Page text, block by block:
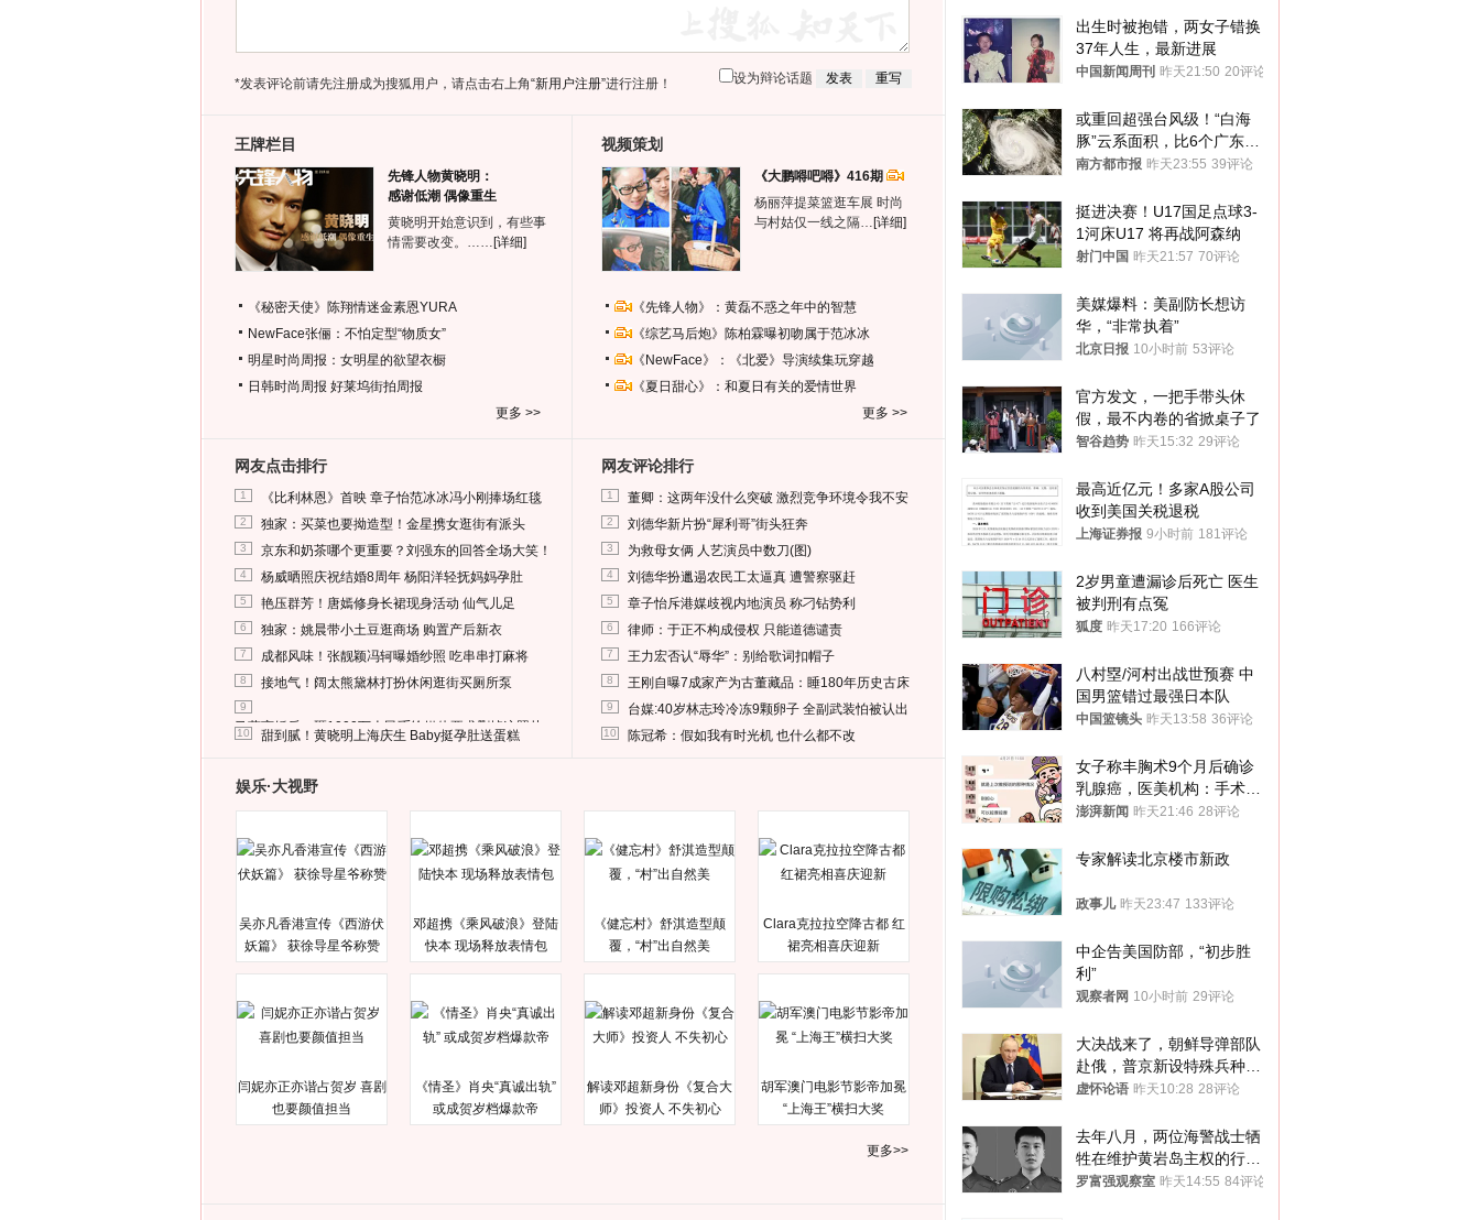
*发表评论前请先注册成为搜狐用户，请点击右上角“新用户注册”进行注册！ 设为辩论话题
王牌栏目
先锋人物黄晓明：
感谢低潮 偶像重生
黄晓明开始意识到，有些事
情需要改变。…… [详细]
《秘密天使》陈翔情迷金素恩YURA
NewFace张俪：不怕定型“物质女”
明星时尚周报：女明星的欲望衣橱
日韩时尚周报 好莱坞街拍周报
更多 >>
视频策划
《大鹏嘚吧嘚》416期
杨丽萍提菜篮逛车展 时尚
与村姑仅一线之隔… [详细]
《先锋人物》：黄磊不惑之年中的智慧
《综艺马后炮》陈柏霖曝初吻属于范冰冰
《NewFace》：《北爱》导演续集玩穿越
《夏日甜心》：和夏日有关的爱情世界
更多 >>
网友点击排行
1 《比利林恩》首映 章子怡范冰冰冯小刚捧场红毯
2 独家：买菜也要拗造型！金星携女逛街有派头
3 京东和奶茶哪个更重要？刘强东的回答全场大笑！
4 杨威晒照庆祝结婚8周年 杨阳洋轻抚妈妈孕肚
5 艳压群芳！唐嫣修身长裙现身活动 仙气儿足
6 独家：姚晨带小土豆逛商场 购置产后新衣
7 成都风味！张靓颖冯轲曝婚纱照 吃串串打麻将
8 接地气！阔太熊黛林打扮休闲逛街买厕所泵
9
马蓉离婚后，砸1000万人民币给媒体要求删掉这照片
10 甜到腻！黄晓明上海庆生 Baby挺孕肚送蛋糕
网友评论排行
1 董卿：这两年没什么突破 激烈竞争环境令我不安
2 刘德华新片扮“犀利哥”街头狂奔
3 为救母女俩 人艺演员中数刀(图)
4 刘德华扮邋遢农民工太逼真 遭警察驱赶
5 章子怡斥港媒歧视内地演员 称刁钻势利
6 律师：于正不构成侵权 只能道德谴责
7 王力宏否认“辱华”：别给歌词扣帽子
8 王刚自曝7成家产为古董藏品：睡180年历史古床
9 台媒:40岁林志玲冷冻9颗卵子 全副武装怕被认出
10 陈冠希：假如我有时光机 也什么都不改
娱乐·大视野
吴亦凡香港宣传《西游伏
妖篇》 获徐导星爷称赞
邓超携《乘风破浪》登陆
快本 现场释放表情包
《健忘村》舒淇造型颠
覆，“村”出自然美
Clara克拉拉空降古都 红
裙亮相喜庆迎新
闫妮亦正亦谐占贺岁 喜剧
也要颜值担当
《情圣》肖央“真诚出轨”
或成贺岁档爆款帝
解读邓超新身份《复合大
师》投资人 不失初心
胡军澳门电影节影帝加冕
“上海王”横扫大奖
更多>>
出生时被抱错，两女子错换
37年人生，最新进展
中国新闻周刊 昨天21:50 20评论
或重回超强台风级！“白海
豚”云系面积，比6个广东还
大！深圳官方：注意这件事
南方都市报 昨天23:55 39评论
挺进决赛！U17国足点球3-
1河床U17 将再战阿森纳
射门中国 昨天21:57 70评论
美媒爆料：美副防长想访
华，“非常执着”
北京日报 10小时前 53评论
官方发文，一把手带头休
假，最不内卷的省掀桌子了
智谷趋势 昨天15:32 29评论
最高近亿元！多家A股公司
收到美国关税退税
上海证券报 9小时前 181评论
2岁男童遭漏诊后死亡 医生
被判刑有点冤
狐度 昨天17:20 166评论
八村塁/河村出战世预赛 中
国男篮错过最强日本队
中国篮镜头 昨天13:58 36评论
女子称丰胸术9个月后确诊
乳腺癌，医美机构：手术不
可能引发癌症，建议走司法
澎湃新闻 昨天21:46 28评论
专家解读北京楼市新政
政事儿 昨天23:47 133评论
中企告美国防部，“初步胜
利”
观察者网 10小时前 29评论
大决战来了，朝鲜导弹部队
赴俄，普京新设特殊兵种，
76岁老将扛旗
虚怀论语 昨天10:28 28评论
去年八月，两位海警战士牺
牲在维护黄岩岛主权的行动
中
罗富强观察室 昨天14:55 84评论